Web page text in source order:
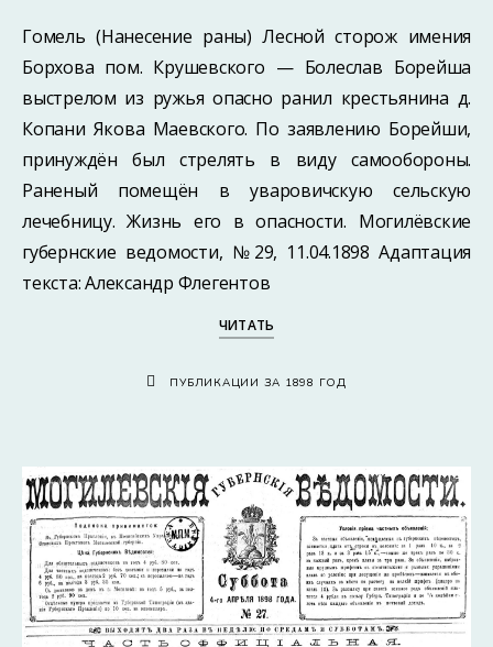
Гомель (Нанесение раны) Лесной сторож имения
Борхова пом. Крушевского — Болеслав Борейша
выстрелом из ружья опасно ранил крестьянина д.
Копани Якова Маевского. По заявлению Борейши,
принуждён был стрелять в виду самообороны.
Раненый помещён в уваровичскую сельскую
лечебницу. Жизнь его в опасности. Могилёвские
губернские ведомости, №29, 11.04.1898 Адаптация
текста: Александр Флегентов
ЧИТАТЬ
ПУБЛИКАЦИИ ЗА 1898 ГОД